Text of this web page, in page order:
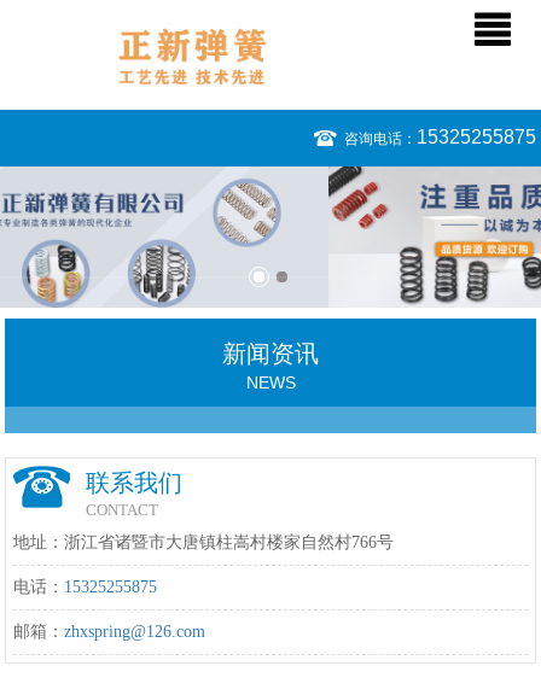
咨询电话： 15325255875
新闻资讯
NEWS
联系我们
CONTACT
地址：浙江省诸暨市大唐镇柱嵩村楼家自然村766号
电话： 15325255875
邮箱：zhxspring@126.com